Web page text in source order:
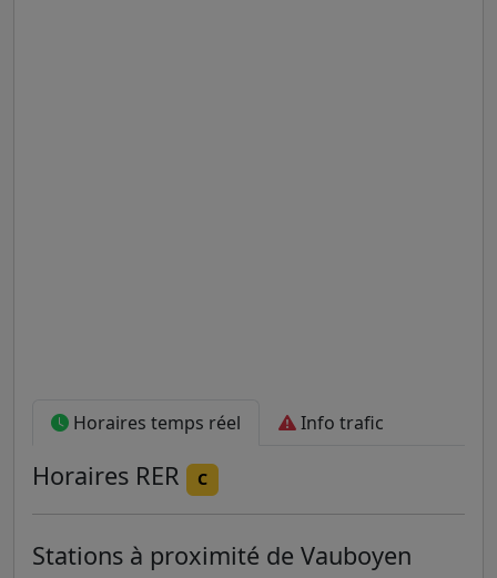
Horaires temps réel Info trafic
Horaires RER C
Stations à proximité de Vauboyen